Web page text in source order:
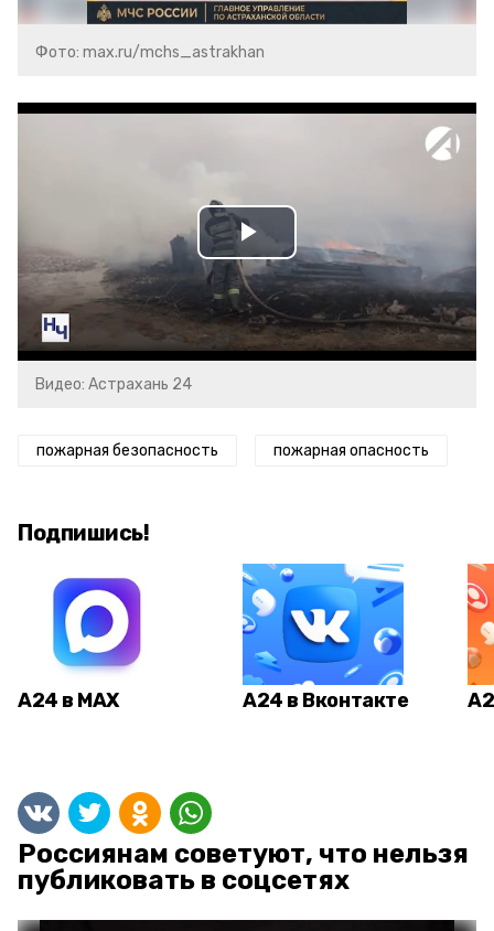
Фото: max.ru/mchs_astrakhan
Play
Video
Видео: Астрахань 24
пожарная безопасность пожарная опасность
Подпишись!
А24 в MAX А24 в Вконтакте
Россиянам советуют, что нельзя
публиковать в соцсетях